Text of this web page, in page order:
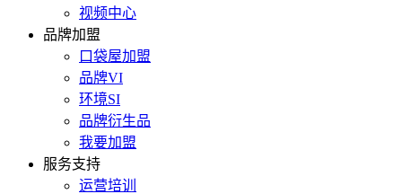
视频中心
品牌加盟
口袋屋加盟
品牌VI
环境SI
品牌衍生品
我要加盟
服务支持
运营培训